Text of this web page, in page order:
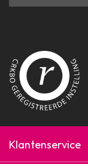
Klantenservice